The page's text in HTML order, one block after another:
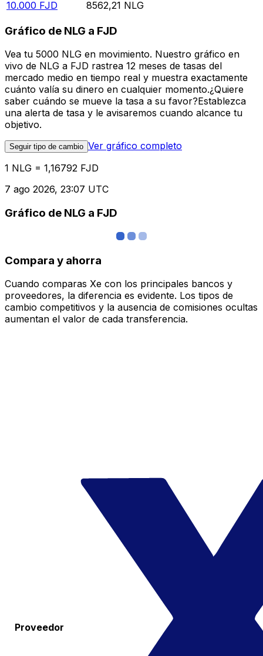
10.000 FJD 8562,21 NLG
Gráfico de NLG a FJD
Vea tu 5000 NLG en movimiento. Nuestro gráfico en
vivo de NLG a FJD rastrea 12 meses de tasas del
mercado medio en tiempo real y muestra exactamente
cuánto valía su dinero en cualquier momento.¿Quiere
saber cuándo se mueve la tasa a su favor?Establezca
una alerta de tasa y le avisaremos cuando alcance tu
objetivo.
Seguir tipo de cambio Ver gráfico completo
1 NLG = 1,16792 FJD
7 ago 2026, 23:07 UTC
Gráfico de NLG a FJD
Compara y ahorra
Cuando comparas Xe con los principales bancos y
proveedores, la diferencia es evidente. Los tipos de
cambio competitivos y la ausencia de comisiones ocultas
aumentan el valor de cada transferencia.
Proveedor